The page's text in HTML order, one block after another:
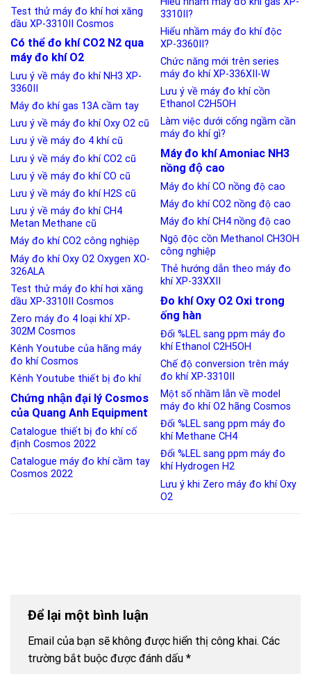
Test thử máy đo khí hơi xăng
dầu XP-3310II Cosmos
Có thể đo khí CO2 N2 qua
máy đo khí O2
Lưu ý về máy đo khí NH3 XP-
3360II
Máy đo khí gas 13A cầm tay
Lưu ý về máy đo khí Oxy O2 cũ
Lưu ý về máy đo 4 khí cũ
Lưu ý về máy đo khí CO2 cũ
Lưu ý về máy đo khí CO cũ
Lưu ý về máy đo khí H2S cũ
Lưu ý về máy đo khí CH4
Metan Methane cũ
Máy đo khí CO2 công nghiệp
Máy đo khí Oxy O2 Oxygen XO-
326ALA
Test thử máy đo khí hơi xăng
dầu XP-3310II Cosmos
Zero máy đo 4 loại khí XP-
302M Cosmos
Kênh Youtube của hãng máy
đo khí Cosmos
Kênh Youtube thiết bị đo khí
Chứng nhận đại lý Cosmos
của Quang Anh Equipment
Catalogue thiết bị đo khí cố
định Cosmos 2022
Catalogue máy đo khí cầm tay
Cosmos 2022
3310II?
Hiểu nhầm máy đo khí độc
XP-3360II?
Chức năng mới trên series
máy đo khí XP-336XII-W
Lưu ý về máy đo khí cồn
Ethanol C2H5OH
Làm việc dưới cống ngầm cần
máy đo khí gì?
Máy đo khí Amoniac NH3
nồng độ cao
Máy đo khí CO nồng độ cao
Máy đo khí CO2 nồng độ cao
Máy đo khí CH4 nồng độ cao
Ngộ độc cồn Methanol CH3OH
công nghiệp
Thẻ hướng dẫn theo máy đo
khí XP-33XXII
Đo khí Oxy O2 Oxi trong
ống hàn
Đổi %LEL sang ppm máy đo
khí Ethanol C2H5OH
Chế độ conversion trên máy
đo khí XP-3310II
Một số nhầm lẫn về model
máy đo khí O2 hãng Cosmos
Đổi %LEL sang ppm máy đo
khí Methane CH4
Đổi %LEL sang ppm máy đo
khí Hydrogen H2
Lưu ý khi Zero máy đo khí Oxy
O2
Để lại một bình luận
Email của bạn sẽ không được hiển thị công khai. Các
trường bắt buộc được đánh dấu *